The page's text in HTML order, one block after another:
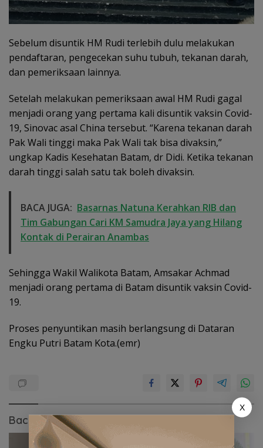
Sebelum disuntik HM Rudi terlebih dulu melakukan
pendaftaran, pengecekan suhu tubuh, tekanan darah,
dan pemeriksaan lainnya.
Setelah melakukan pemeriksaan awal HM Rudi gagal
menjadi orang yang pertama kali disuntik vaksin Covid-
19, Sinovac asal China tersebut. “Karena tekanan darah
Pak Wali tinggi maka Pak Wali tak bisa divaksin,”
ungkap Kadis Kesehatan Batam, dr Didi. Ketika tekanan
darah tinggi salah satu tak boleh divaksin.
BACA JUGA: Basarnas Natuna Kerahkan RIB dan
Tim Gabungan Cari KM Samudra Jaya yang Hilang
Kontak di Perairan Anambas
Sehingga Wakil Walikota Batam, Amsakar Achmad
menjadi orang pertama di Batam disuntik vaksin Covid-
19.
Proses penyuntikan masih berlangsung di Dataran
Engku Putri Batam Kota.(emr)
Baca Juga
X